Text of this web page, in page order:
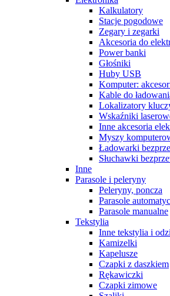
Kalkulatory
Stacje pogodowe
Zegary i zegarki
Akcesoria do
Power banki
Głośniki
Huby USB
Komputer:
Kable do
Lokalizatory
Wskaźniki
Inne akcesoria
Myszy
Ładowarki
Słuchawki
Inne
Parasole i peleryny
Peleryny, poncza
Parasole
Parasole manualne
Tekstylia
Inne tekstylia i
Kamizelki
Kapelusze
Czapki z daszkiem
Rękawiczki
Czapki zimowe